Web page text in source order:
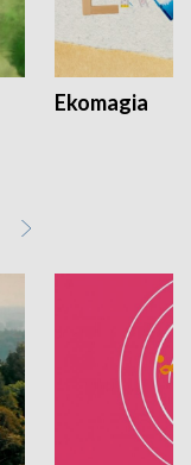
Ekomagia